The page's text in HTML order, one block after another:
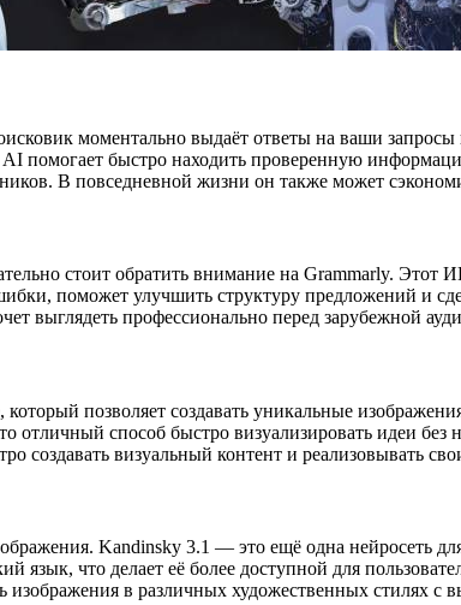
моментально выдаёт ответы на ваши
помогает быстро находить проверенную
В повседневной жизни он также может
стоит обратить внимание на Grammarly. Этот
поможет улучшить структуру предложений и
выглядеть профессионально перед зарубежной
позволяет создавать уникальные
отличный способ быстро визуализировать идеи
создавать визуальный контент и реализовывать
Kandinsky 3.1 — это ещё одна нейросеть
язык, что делает её более доступной для
изображения в различных художественных стилях с